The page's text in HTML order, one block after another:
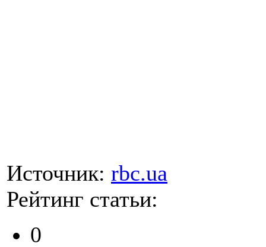
Источник: rbc.ua
Рейтинг статьи:
0